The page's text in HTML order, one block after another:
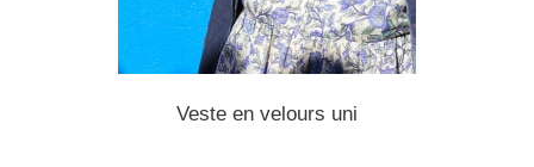
Veste en velours uni